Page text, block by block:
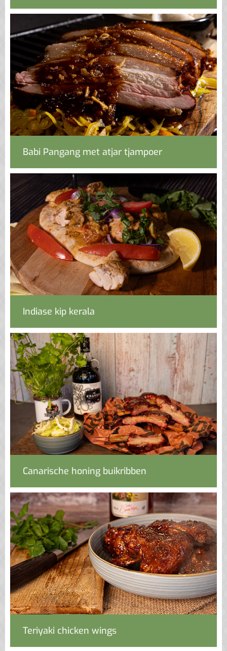
Babi Pangang met atjar tjampoer
Indiase kip kerala
Canarische honing buikribben
Teriyaki chicken wings